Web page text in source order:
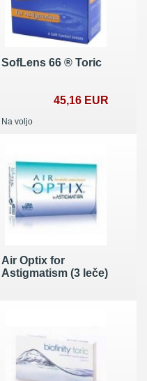
SofLens 66 ® Toric
45,16 EUR
Na voljo
Air Optix for
Astigmatism (3 leče)